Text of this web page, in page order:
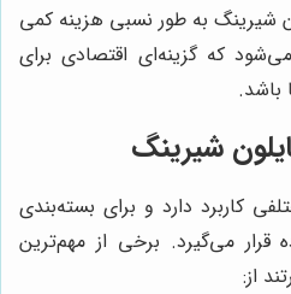
شیرینگ به طور نسبی هزینه کمی
که گزینه‌ای اقتصادی برای
باشد.
شیرینگ
کاربرد دارد و برای بسته‌بندی
قرار می‌گیرد. برخی از مهم‌ترین
از: